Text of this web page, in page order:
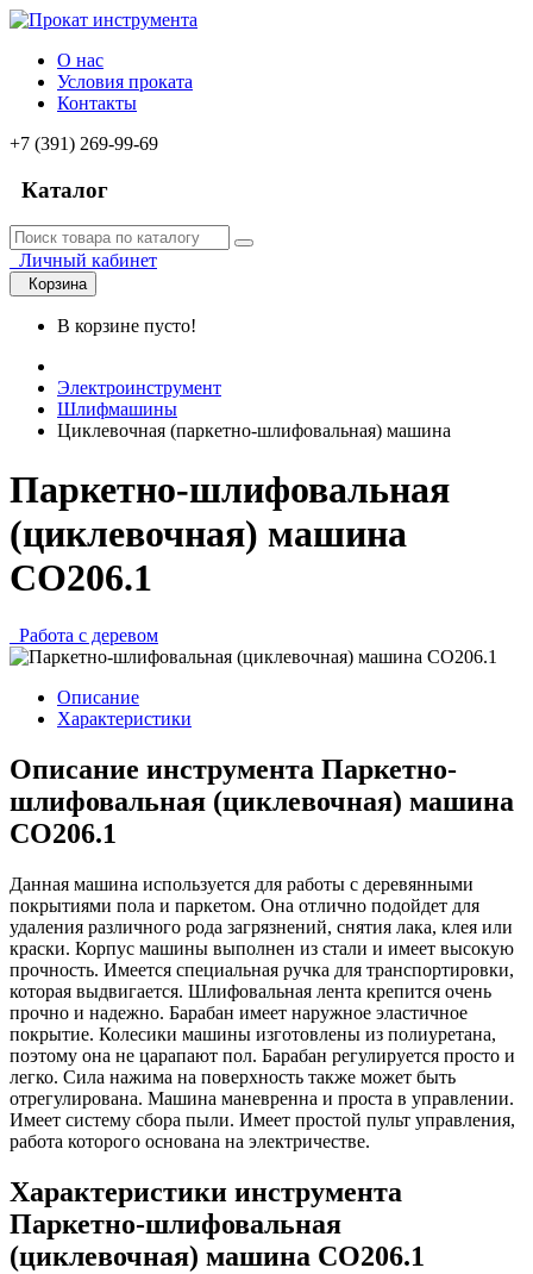
О нас
Условия проката
Контакты
+7 (391) 269-99-69
Каталог
Личный кабинет
Корзина
В корзине пусто!
Электроинструмент
Шлифмашины
Циклевочная (паркетно-шлифовальная) машина
Паркетно-шлифовальная
(циклевочная) машина
СО206.1
Работа с деревом
Описание
Характеристики
Описание инструмента Паркетно-
шлифовальная (циклевочная) машина
СО206.1
Данная машина используется для работы с деревянными
покрытиями пола и паркетом. Она отлично подойдет для
удаления различного рода загрязнений, снятия лака, клея или
краски. Корпус машины выполнен из стали и имеет высокую
прочность. Имеется специальная ручка для транспортировки,
которая выдвигается. Шлифовальная лента крепится очень
прочно и надежно. Барабан имеет наружное эластичное
покрытие. Колесики машины изготовлены из полиуретана,
поэтому она не царапают пол. Барабан регулируется просто и
легко. Сила нажима на поверхность также может быть
отрегулирована. Машина маневренна и проста в управлении.
Имеет систему сбора пыли. Имеет простой пульт управления,
работа которого основана на электричестве.
Характеристики инструмента
Паркетно-шлифовальная
(циклевочная) машина СО206.1